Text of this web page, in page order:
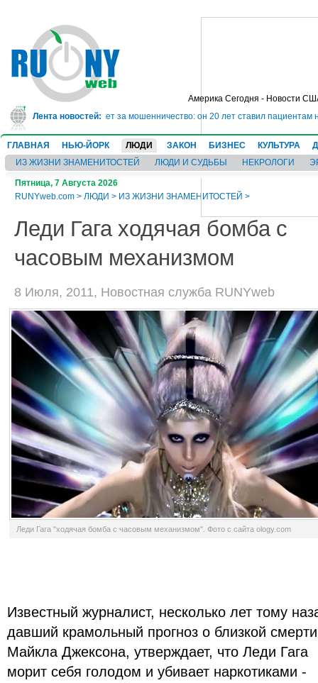
Америка Сегодня - Новости
Лента новостей:
в тюрьму на 10 лет за мошенничество: он 20 лет ставил пациентам
ГЛАВНАЯ НЬЮ-ЙОРК ЛЮДИ ЗАКОН БИЗНЕС КУЛЬТУРА
ИЗ ЖИЗНИ ЗНАМЕНИТОСТЕЙ
ЛЮДИ И СУДЬБЫ НЕКРОЛОГИ
Пятница, 7 Августа 2026
RUNYweb.com > ЛЮДИ > ИЗ ЖИЗНИ ЗНАМЕНИТОСТЕЙ >
Леди Гага ходячая бомба с
часовым механизмом
8 Июля, 2011, Новостная служба RUNYweb
Леди Гага "ходячая бомба с часовым механизмом". Фото с сайта ology.com
Известный журналист, несколько лет тому
давший крамольный прогноз о близкой смерти
Майкла Джексона, утверждает, что Леди Гага
морит себя голодом и убивает наркотиками -